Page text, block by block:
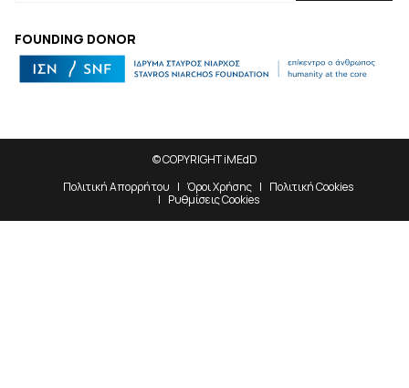
FOUNDING DONOR
© COPYRIGHT iMEdD
Πολιτική Απορρήτου
Όροι Χρήσης
Πολιτική Cookies
Ρυθμίσεις Cookies